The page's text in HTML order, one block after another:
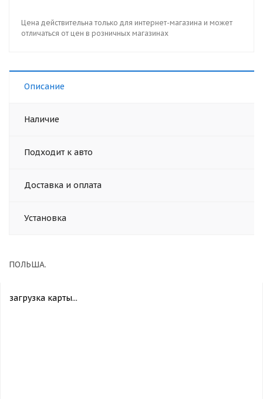
Цена действительна только для интернет-магазина и может
отличаться от цен в розничных магазинах
Описание
Наличие
Подходит к авто
Доставка и оплата
Установка
ПОЛЬША.
загрузка карты...